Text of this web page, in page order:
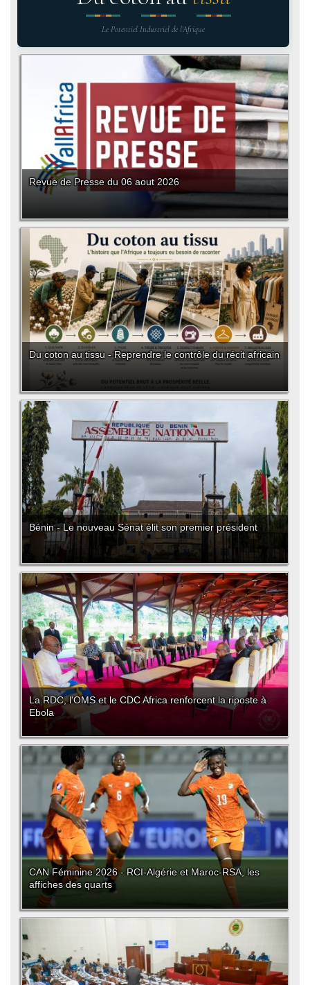
Le Potentiel Industriel de l'Afrique
Revue de Presse du 06 aout 2026
Du coton au tissu - Reprendre le contrôle du récit africain
Bénin - Le nouveau Sénat élit son premier président
La RDC, l'OMS et le CDC Africa renforcent la riposte à
Ebola
CAN Féminine 2026 - RCI-Algérie et Maroc-RSA, les
affiches des quarts